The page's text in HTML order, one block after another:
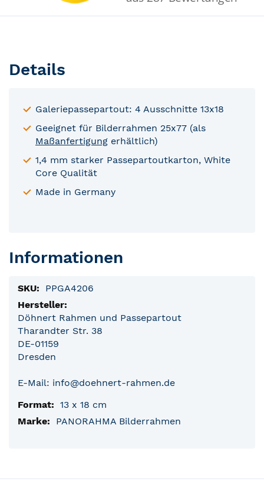
Details
Galeriepassepartout: 4 Ausschnitte 13x18
Geeignet für Bilderrahmen 25x77 (als
Maßanfertigung erhältlich)
1,4 mm starker Passepartoutkarton, White
Core Qualität
Made in Germany
Informationen
Produktinformationen
PPGA4206
Döhnert Rahmen und Passepartout
Tharandter Str. 38
DE-01159
Dresden
E-Mail: info@doehnert-rahmen.de
13 x 18 cm
PANORAHMA Bilderrahmen